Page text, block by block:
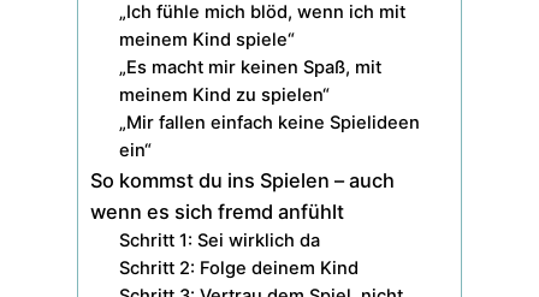
„Ich fühle mich blöd, wenn ich mit
meinem Kind spiele“
„Es macht mir keinen Spaß, mit
meinem Kind zu spielen“
„Mir fallen einfach keine Spielideen
ein“
So kommst du ins Spielen – auch
wenn es sich fremd anfühlt
Schritt 1: Sei wirklich da
Schritt 2: Folge deinem Kind